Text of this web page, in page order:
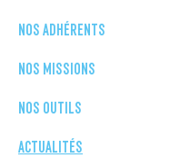
NOS ADHÉRENTS
NOS MISSIONS
NOS OUTILS
ACTUALITÉS